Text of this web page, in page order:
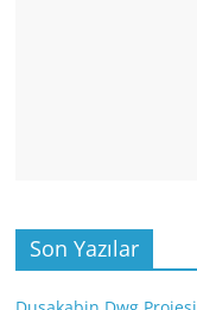
Son Yazılar